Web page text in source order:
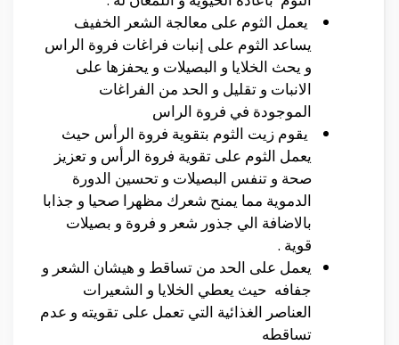
يعمل الثوم على معالجة الشعر الخفيف
يساعد الثوم على إنبات فراغات فروة الراس
و يحث الخلايا و البصيلات و يحفزها على
الانبات و تقليل و الحد من الفراغات
الموجودة في فروة الراس
يقوم زيت الثوم بتقوية فروة الرأس حيث
يعمل الثوم على تقوية فروة الرأس و تعزيز
صحة و تنفس البصيلات و تحسين الدورة
الدموية مما يمنح شعرك مظهرا صحيا و جذابا
بالاضافة الي جذور شعر و فروة و بصيلات
قوية .
يعمل على الحد من تساقط و هيشان الشعر و
جفافه حيث يعطي الخلايا و الشعيرات
العناصر الغذائية التي تعمل على تقويته و عدم
تساقطه